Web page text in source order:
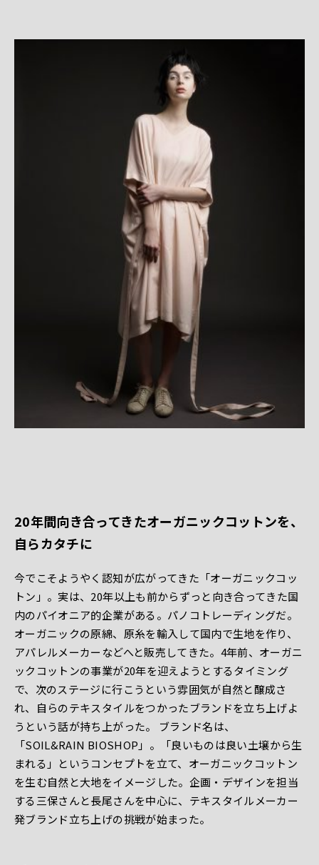
20年間向き合ってきたオーガニックコットンを、
自らカタチに
今でこそようやく認知が広がってきた「オーガニックコッ
トン」。実は、20年以上も前からずっと向き合ってきた国
内のパイオニア的企業がある。パノコトレーディングだ。
オーガニックの原綿、原糸を輸入して国内で生地を作り、
アパレルメーカーなどへと販売してきた。4年前、オーガニ
ックコットンの事業が20年を迎えようとするタイミング
で、次のステージに行こうという雰囲気が自然と醸成さ
れ、自らのテキスタイルをつかったブランドを立ち上げよ
うという話が持ち上がった。 ブランド名は、
「SOIL&RAIN BIOSHOP」。「良いものは良い土壌から生
まれる」というコンセプトを立て、オーガニックコットン
を生む自然と大地をイメージした。企画・デザインを担当
する三保さんと長尾さんを中心に、テキスタイルメーカー
発ブランド立ち上げの挑戦が始まった。